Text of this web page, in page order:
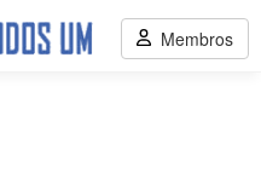
Membros